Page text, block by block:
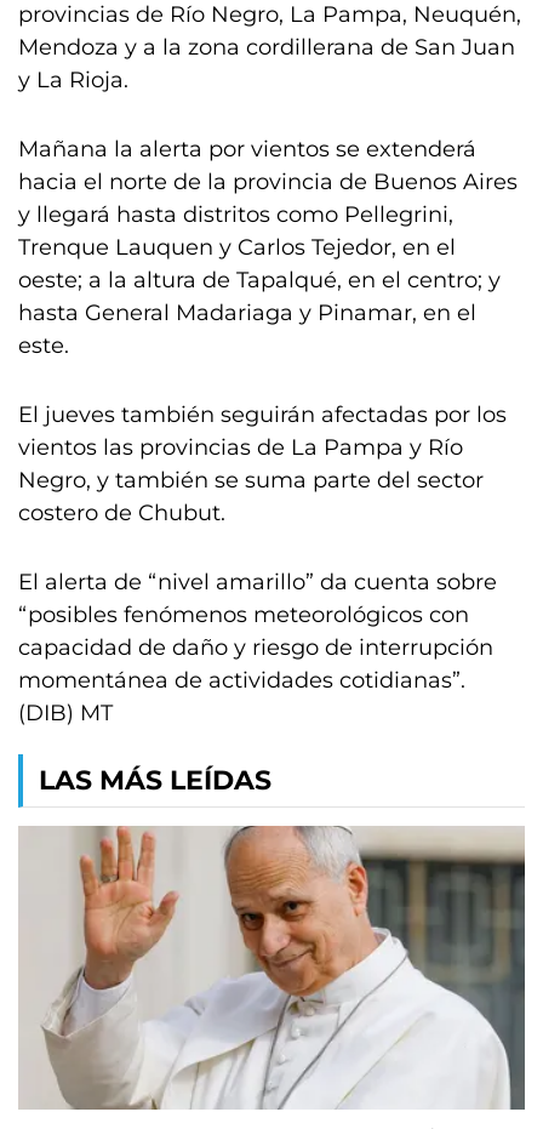
provincias de Río Negro, La Pampa, Neuquén,
Mendoza y a la zona cordillerana de San Juan
y La Rioja.
Mañana la alerta por vientos se extenderá
hacia el norte de la provincia de Buenos Aires
y llegará hasta distritos como Pellegrini,
Trenque Lauquen y Carlos Tejedor, en el
oeste; a la altura de Tapalqué, en el centro; y
hasta General Madariaga y Pinamar, en el
este.
El jueves también seguirán afectadas por los
vientos las provincias de La Pampa y Río
Negro, y también se suma parte del sector
costero de Chubut.
El alerta de “nivel amarillo” da cuenta sobre
“posibles fenómenos meteorológicos con
capacidad de daño y riesgo de interrupción
momentánea de actividades cotidianas”.
(DIB) MT
LAS MÁS LEÍDAS